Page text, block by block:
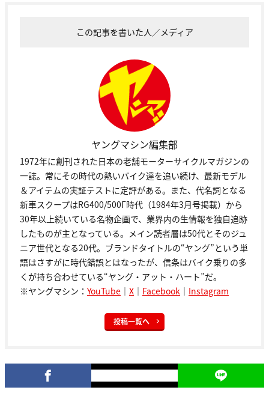
この記事を書いた人／メディア
ヤングマシン編集部
1972年に創刊された日本の老舗モーターサイクルマガジンの
一誌。常にその時代の熱いバイク達を追い続け、最新モデル
＆アイテムの実証テストに定評がある。また、代名詞となる
新車スクープはRG400/500Γ時代（1984年3月号掲載）から
30年以上続いている名物企画で、業界内の生情報を独自追跡
したものが主となっている。メイン読者層は50代とそのジュ
ニア世代となる20代。ブランドタイトルの“ヤング”という単
語はさすがに時代錯誤とはなったが、信条はバイク乗りの多
くが持ち合わせている“ヤング・アット・ハート”だ。
※ヤングマシン： YouTube ｜ X ｜ Facebook ｜ Instagram
投稿一覧へ